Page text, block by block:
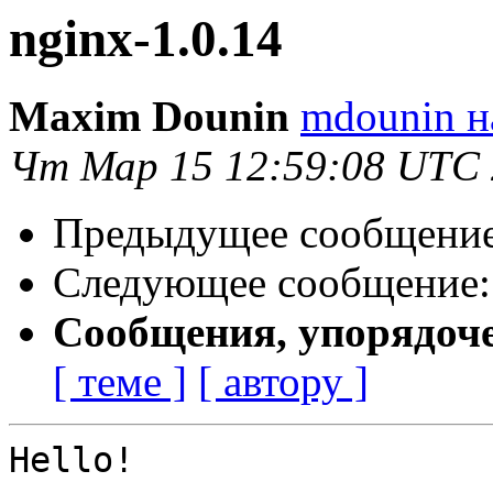
nginx-1.0.14
Maxim Dounin mdounin
Чт Мар 15 12:59:08 UTC
Предыдущее
Следующее
Сообщения,
[ теме ] [ автору ]
Hello!